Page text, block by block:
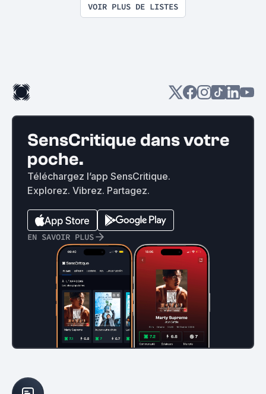
VOIR PLUS DE LISTES
SensCritique dans votre
poche.
Téléchargez l’app SensCritique.
Explorez. Vibrez. Partagez.
EN SAVOIR PLUS